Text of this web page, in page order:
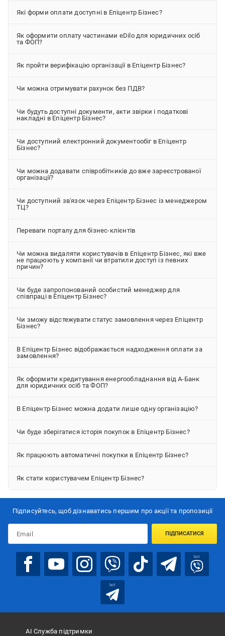
Які форми оплати доступні в Епіцентр Бізнес?
Як оформити оплату частинами eDilo для юридичних осіб
та ФОП?
Як пройти верифікацію організації в Епіцентр Бізнес?
Чи можна отримувати рахунок без ПДВ?
Чи будуть доступні документи, акти звірки і податкові
накладні в Епіцентр Бізнес?
Чи доступний електронний документообіг в Епіцентр
Бізнес?
Чи можна додавати співробітників до вже зареєстрованої
організації?
Чи доступний зв'язок через Епіцентр Бізнес із менеджером
ТЦ?
Переваги порталу для бізнес-клієнтів
Чи можна видаляти користувачів в Епіцентр Бізнес, які вже
не працюють у компанії чи втратили доступ із певних
причин?
Чи буде запропонований особистий менеджер для
співпраці в Епіцентр Бізнес?
Чи зможу відстежувати статус замовлення через Епіцентр
Бізнес?
В Епіцентр Бізнес відображається надходження оплати за
замовлення?
Як оформити кредитування енергообладнання від А-Банк
для юридичних осіб та ФОП?
В Епіцентр Бізнес можна додати лише одну організацію?
Чи буде зберігатися історія покупок в Епіцентр Бізнес?
Як працюють автоматичні покупки в Епіцентр Бізнес?
Як стати користувачем Епіцентр Бізнес?
Підписуйтесь, щоб дізнаватись першим про акції та пропозиції
ПІДПИСАТИСЯ
bot
bot
АІ Служба підтримки